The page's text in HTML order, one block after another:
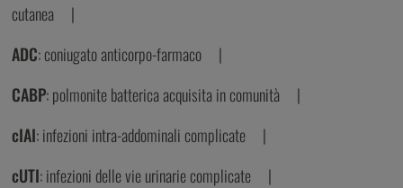
cutanea
ADC: coniugato anticorpo-farmaco
CABP: polmonite batterica acquisita in comunità
cIAI: infezioni intra-addominali complicate
cUTI: infezioni delle vie urinarie complicate